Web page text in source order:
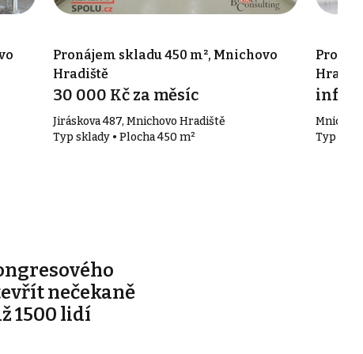
Pronájem skladu 450 m², Mnichovo
Hradiště
30 000 Kč za měsíc
Jiráskova 487, Mnichovo Hradiště
Typ sklady • Plocha 450 m²
info v
Typ
nečekaně
1500 lidí